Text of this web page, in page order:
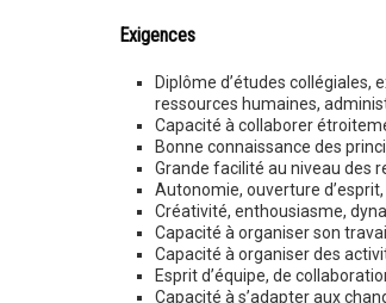
Exigences
Diplôme d’études collégiales,
ressources humaines,
Capacité à collaborer
Bonne connaissance des
Grande facilité au niveau des
Autonomie, ouverture
Créativité, enthousiasme,
Capacité à organiser son
Capacité à organiser des
Esprit d’équipe, de
Capacité à s’adapter aux